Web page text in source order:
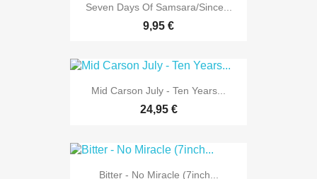
Seven Days Of Samsara/Since...
9,95 €
Mid Carson July - Ten Years...
24,95 €
Bitter - No Miracle (7inch...